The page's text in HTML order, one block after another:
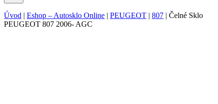
Úvod | Eshop – Autosklo Online | PEUGEOT | 807 | Čelné Sklo
PEUGEOT 807 2006- AGC